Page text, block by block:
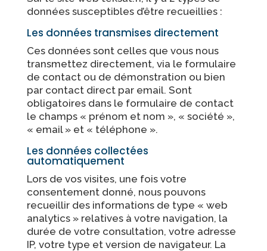
données susceptibles d’être recueillies :
Les données transmises directement
Ces données sont celles que vous nous
transmettez directement, via le formulaire
de contact ou de démonstration ou bien
par contact direct par email. Sont
obligatoires dans le formulaire de contact
le champs « prénom et nom », « société »,
« email » et « téléphone ».
Les données collectées
automatiquement
Lors de vos visites, une fois votre
consentement donné, nous pouvons
recueillir des informations de type « web
analytics » relatives à votre navigation, la
durée de votre consultation, votre adresse
IP, votre type et version de navigateur. La